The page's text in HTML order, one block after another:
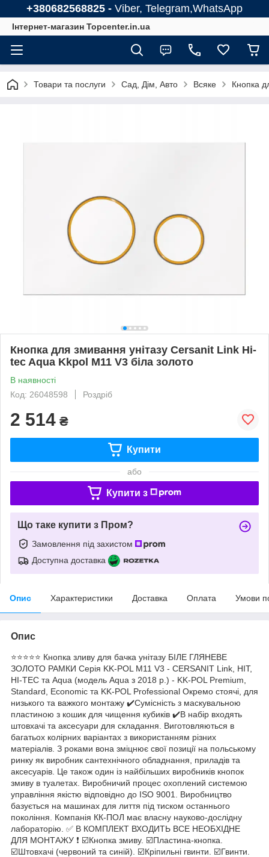
+380682568825 - Viber, Telegram,WhatsApp
Інтернет-магазин Topcenter.in.ua
Товари та послуги Сад, Дім, Авто Всяке Кнопка
Кнопка для змивання унітазу Cersanit Link Hi-
tec Aqua Kkpol M11 V3 біла золото
В наявності
Код: 26048598
Роздріб
2 514 ₴
Купити
або
Купити з
Що таке купити з Пром?
Замовлення під захистом
Доступна доставка
Опис Характеристики Доставка Оплата Умови
Опис
⭐⭐⭐⭐⭐ Кнопка зливу для бачка унітазу БІЛЕ ГЛЯНЕВЕ
ЗОЛОТО РАМКИ Серія KK-POL M11 V3 - CERSANIT Link, HIT,
HI-TEC та Aqua (модель Aqua з 2018 р.) - KK-POL Premium,
Standard, Economic та KK-POL Professional Окремо стоячі, для
низького та важкого монтажу ✔️Сумісність з маскувальною
пластиною з кошик для чищення кубиків ✔️В набір входять
штовхачі та аксесуари для складання. Виготовляються в
багатьох колірних варіантах з використанням різних
матеріалів. З роками вона зміцнює свої позиції на польському
ринку як виробник сантехнічного обладнання, приладів та
аксесуарів. Це також один із найбільших виробників кнопок
змиву в туалетах. Виробничий процес охоплений системою
управління якістю відповідно до ISO 9001. Виробництво
базується на машинах для лиття під тиском останнього
покоління. Компанія КК-ПОЛ має власну науково-дослідну
лабораторію. ✅ В КОМПЛЕКТ ВХОДИТЬ ВСЕ НЕОБХІДНЕ
ДЛЯ МОНТАЖУ ❗ ☑️Кнопка змиву. ☑️Пластина-кнопка.
☑️Штовхачі (червоний та синій). ☑️Кріпильні гвинти. ☑️Гвинти.